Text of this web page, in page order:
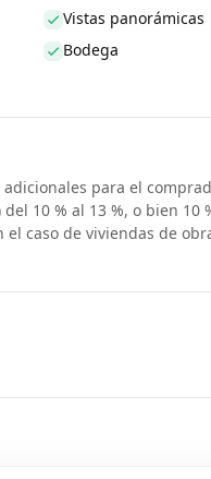
Vistas panorámicas
Bodega
para el
10 % al 13 %, o bien 10
caso de viviendas de